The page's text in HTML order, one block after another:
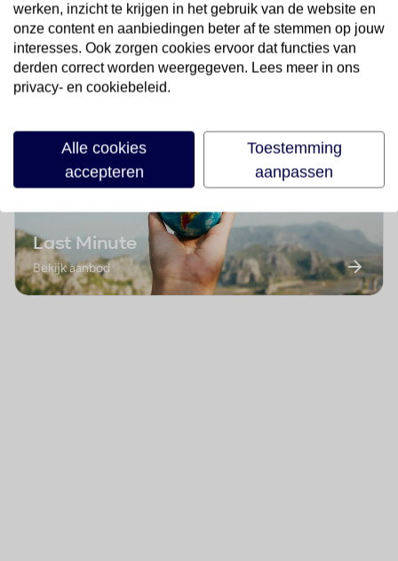
5 sterren
Bekijk aanbod
Last Minute
Bekijk aanbod
werken, inzicht te krijgen in het gebruik van de website en
onze content en aanbiedingen beter af te stemmen op jouw
interesses. Ook zorgen cookies ervoor dat functies van
derden correct worden weergegeven. Lees meer in ons
privacy- en cookiebeleid.
Alle cookies
accepteren
Toestemming
aanpassen